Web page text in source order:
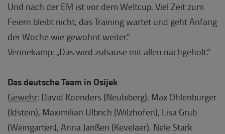
Und nach der EM ist vor dem Weltcup. Viel Zeit zum
Feiern bleibt nicht, das Training wartet und geht Anfang
der Woche wie gewohnt weiter.“
Vennekamp: „Das wird zuhause mit allen nachgeholt.“
Das deutsche Team in Osijek
Gewehr: David Koenders (Neubiberg), Max Ohlenburger
(Idstein), Maximilian Ulbrich (Wilzhofen), Lisa Grub
(Weingarten), Anna Janßen (Kevelaer), Nele Stark